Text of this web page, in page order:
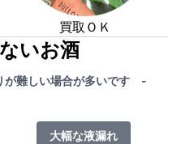
買取ＯＫ
いお酒
難しい場合が多いです -
大幅な液漏れ